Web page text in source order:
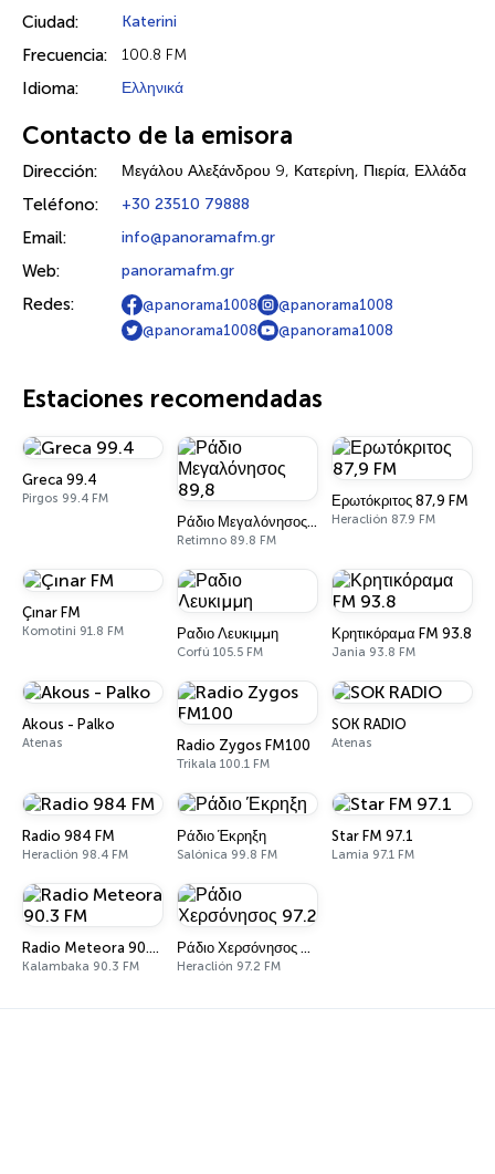
Ciudad: Katerini
Frecuencia: 100.8 FM
Idioma: Ελληνικά
Contacto de la emisora
Dirección: Μεγάλου Αλεξάνδρου 9, Κατερίνη, Πιερία, Ελλάδα
Teléfono: +30 23510 79888
Email: info@panoramafm.gr
Web: panoramafm.gr
Redes: @panorama1008
@panorama1008
@panorama1008
@panorama1008
Estaciones recomendadas
Greca 99.4
Pirgos 99.4 FM
Ράδιο Μεγαλόνησος 89,8
Retimno 89.8 FM
Ερωτόκριτος 87,9 FM
Heraclión 87.9 FM
Çınar FM
Komotini 91.8 FM Ραδιο Λευκιμμη
Corfú 105.5 FM
Κρητικόραμα FM 93.8
Jania 93.8 FM
Akous - Palko
Atenas Radio Zygos FM100
Trikala 100.1 FM
SOK RADIO
Atenas
Radio 984 FM
Heraclión 98.4 FM
Ράδιο Έκρηξη
Salónica 99.8 FM
Star FM 97.1
Lamia 97.1 FM
Radio Meteora 90.3 FM
Kalambaka 90.3 FM
Ράδιο Χερσόνησος 97.2
Heraclión 97.2 FM